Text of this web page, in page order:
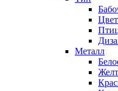
Металл